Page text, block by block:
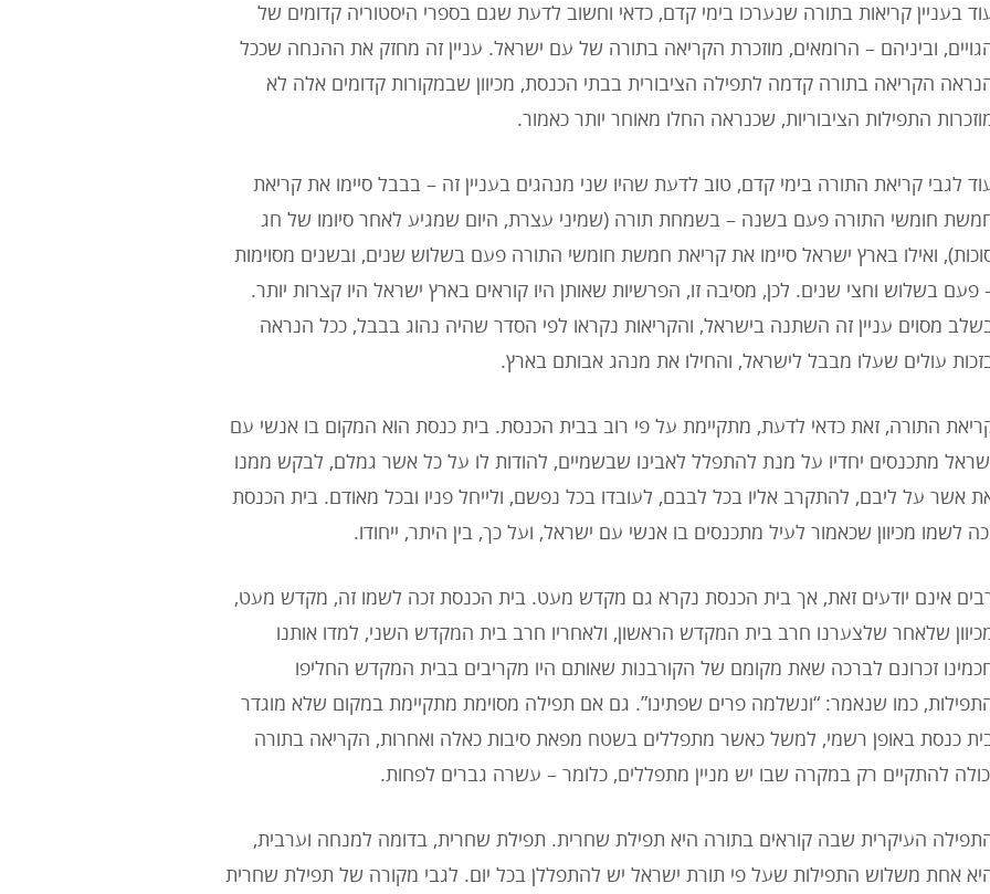
בעניין קריאות בתורה שנערכו בימי קדם, כדאי וחשוב לדעת שגם בספרי היסטוריה קדומים של
וביניהם – הרומאים, מוזכרת הקריאה בתורה של עם ישראל. עניין זה מחזק את ההנחה שככל
הקריאה בתורה קדמה לתפילה הציבורית בבתי הכנסת, מכיוון שבמקורות קדומים אלה לא
התפילות הציבוריות, שכנראה החלו מאוחר יותר כאמור.
לגבי קריאת התורה בימי קדם, טוב לדעת שהיו שני מנהגים בעניין זה – בבבל סיימו את קריאת
חומשי התורה פעם בשנה – בשמחת תורה (שמיני עצרת, היום שמגיע לאחר סיומו של חג
ואילו בארץ ישראל סיימו את קריאת חמשת חומשי התורה פעם בשלוש שנים, ובשנים מסוימות
פעם בשלוש וחצי שנים. לכן, מסיבה זו, הפרשיות שאותן היו קוראים בארץ ישראל היו קצרות יותר.
מסוים עניין זה השתנה בישראל, והקריאות נקראו לפי הסדר שהיה נהוג בבבל, ככל הנראה
עולים שעלו מבבל לישראל, והחילו את מנהג אבותם בארץ.
התורה, זאת כדאי לדעת, מתקיימת על פי רוב בבית הכנסת. בית כנסת הוא המקום בו אנשי עם
מתכנסים יחדיו על מנת להתפלל לאבינו שבשמיים, להודות לו על כל אשר גמלם, לבקש ממנו
אשר על ליבם, להתקרב אליו בכל לבבם, לעובדו בכל נפשם, ולייחל פניו ובכל מאודם. בית הכנסת
לשמו מכיוון שכאמור לעיל מתכנסים בו אנשי עם ישראל, ועל כך, בין היתר, ייחודו.
אינם יודעים זאת, אך בית הכנסת נקרא גם מקדש מעט. בית הכנסת זכה לשמו זה, מקדש מעט,
שלאחר שלצערנו חרב בית המקדש הראשון, ולאחריו חרב בית המקדש השני, למדו אותנו
זכרונם לברכה שאת מקומם של הקורבנות שאותם היו מקריבים בבית המקדש החליפו
כמו שנאמר: “ונשלמה פרים שפתינו”. גם אם תפילה מסוימת מתקיימת במקום שלא מוגדר
כנסת באופן רשמי, למשל כאשר מתפללים בשטח מפאת סיבות כאלה ואחרות, הקריאה בתורה
להתקיים רק במקרה שבו יש מניין מתפללים, כלומר – עשרה גברים לפחות.
העיקרית שבה קוראים בתורה היא תפילת שחרית. תפילת שחרית, בדומה למנחה וערבית,
אחת משלוש התפילות שעל פי תורת ישראל יש להתפללן בכל יום. לגבי מקורה של תפילת שחרית